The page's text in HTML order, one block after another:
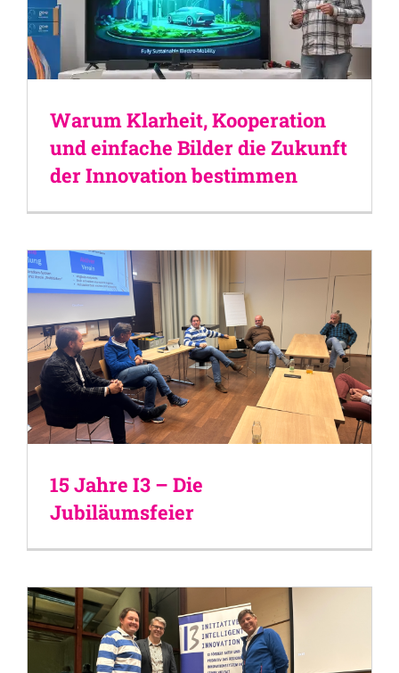
Warum Klarheit, Kooperation
und einfache Bilder die Zukunft
der Innovation bestimmen
15 Jahre I3 – Die
Jubiläumsfeier